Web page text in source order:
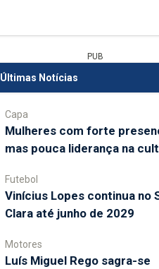
PUB
Últimas Notícias
Capa
Mulheres com forte
mas pouca liderança na
Futebol
Vinícius Lopes continua no
Clara até junho de 2029
Motores
Luís Miguel Rego sagra-se